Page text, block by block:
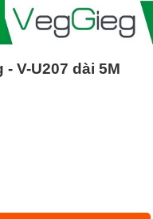
V-U207 dài 5M